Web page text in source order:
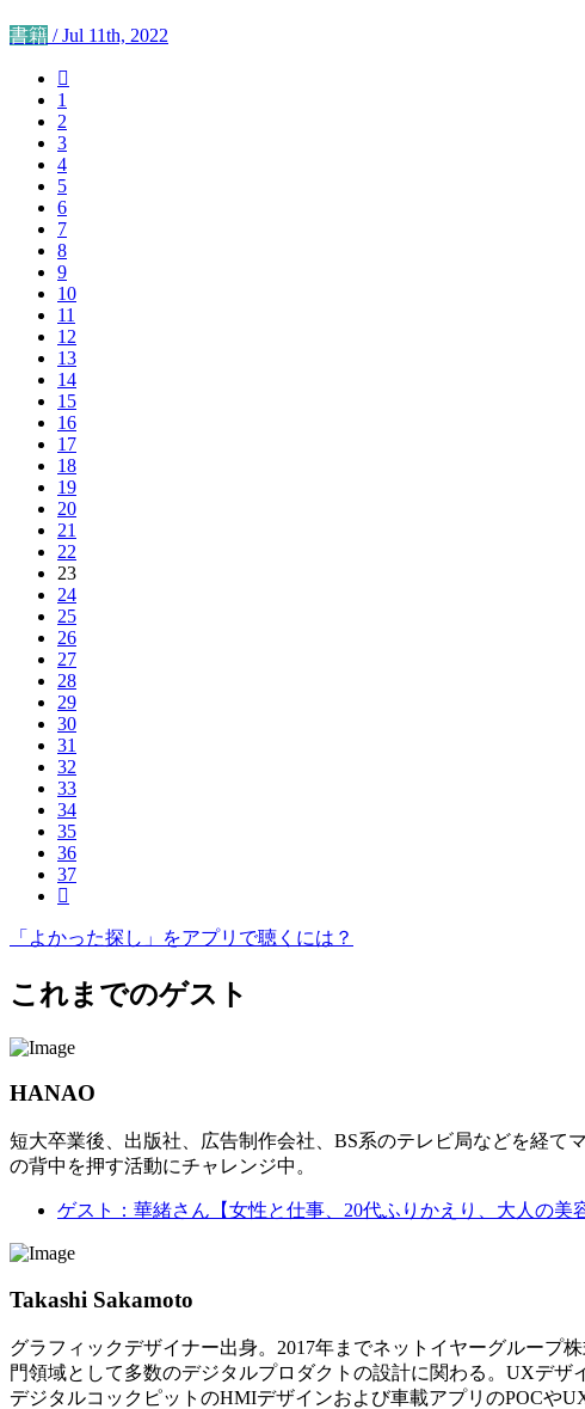
書籍 / Jul 11th, 2022
1
2
3
4
5
6
7
8
9
10
11
12
13
14
15
16
17
18
19
20
21
22
23
24
25
26
27
28
29
30
31
32
33
34
35
36
37
「よかった探し」をアプリで聴くには？
これまでのゲスト
HANAO
短大卒業後、出版社、広告制作会社、BS系のテレビ局などを経
の背中を押す活動にチャレンジ中。
ゲスト：華緒さん【女性と仕事、20代ふりかえり、大人の美
Takashi Sakamoto
グラフィックデザイナー出身。2017年までネットイヤーグループ
門領域として多数のデジタルプロダクトの設計に関わる。UXデ
デジタルコックピットのHMIデザインおよび車載アプリのPOCや